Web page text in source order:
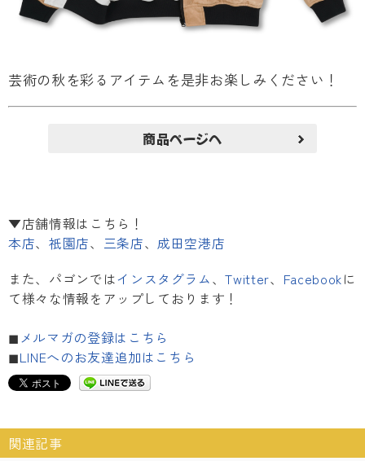
芸術の秋を彩るアイテムを是非お楽しみください！
商品ページへ
▼店舗情報はこちら！
本店、 祇園店、 三条店、成田空港店
また、パゴンではインスタグラム、Twitter、 Facebookに
て様々な情報をアップしております！
◼︎メルマガの登録はこちら
◼︎LINEへのお友達追加はこちら
関連記事